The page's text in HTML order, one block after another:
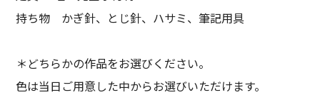
持ち物 かぎ針、とじ針、ハサミ、筆記用具
＊どちらかの作品をお選びください。
色は当日ご用意した中からお選びいただけます。